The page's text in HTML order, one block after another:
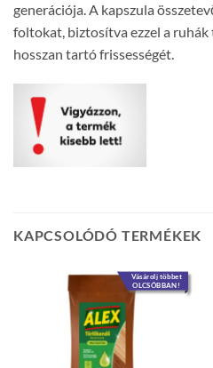
generációja. A kapszula
foltokat, biztosítva ezzel a ruhák
hosszan tartó frissességét.
KAPCSOLÓDÓ TERMÉKEK
Vásárolj többet
OLCSÓBBAN!